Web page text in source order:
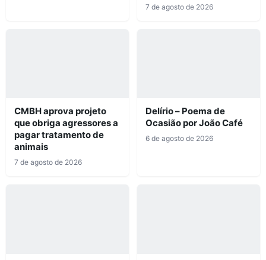
7 de agosto de 2026
CMBH aprova projeto
que obriga agressores a
pagar tratamento de
animais
7 de agosto de 2026
Delírio – Poema de
Ocasião por João Café
6 de agosto de 2026